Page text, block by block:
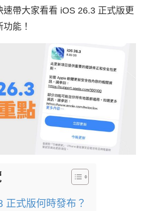
速帶大家看看 iOS 26.3 正式版更
能！
正式版何時發布？